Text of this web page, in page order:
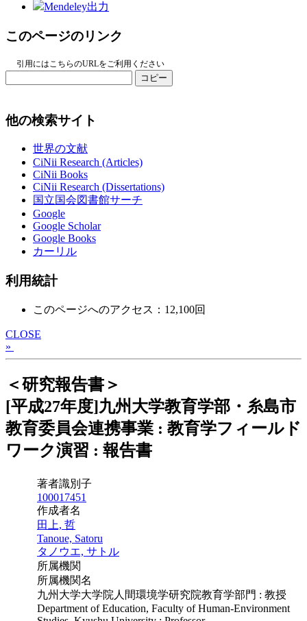
Mendeley出力
このページのリンク
引用にはこちらのURLをご利用ください
コピー
他の検索サイト
世界の文献
CiNii Research (Articles)
CiNii Books
CiNii Research (Dissertations)
国立国会図書館サーチ
Google
Google Scholar
Google Books
カーリル
利用統計
このページへのアクセス：12,100回
CLOSE
»
＜研究報告書＞
[平成27年度]九州大学教育学部・糸島市
教育委員会連携事業 : 教育学フィールド
ワーク演習 : 報告書
著者識別子
100017451
作成者名
田上, 哲
Tanoue, Satoru
タノウエ, サトル
所属機関
所属機関名
九州大学大学院人間環境学研究院教育学部門 : 教授
Department of Education, Faculty of Human-Environment